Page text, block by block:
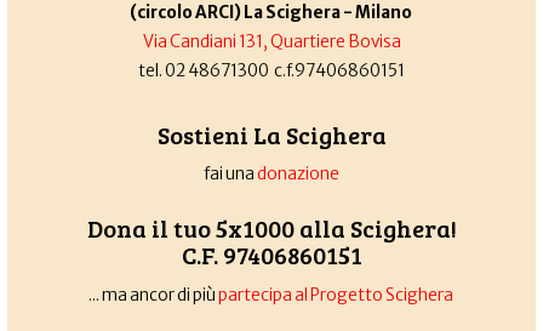
(circolo ARCI) La Scighera - Milano
Via Candiani 131, Quartiere Bovisa
tel. 02 48671300 c.f.97406860151
Sostieni La Scighera
fai unadonazione
Dona il tuo 5x1000 alla Scighera!
C.F. 97406860151
... ma ancor di piùpartecipa al Progetto Scighera